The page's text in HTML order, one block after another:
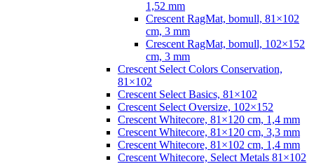
1,52 mm
Crescent RagMat, bomull, 81×102
cm, 3 mm
Crescent RagMat, bomull, 102×152
cm, 3 mm
Crescent Select Colors Conservation,
81×102
Crescent Select Basics, 81×102
Crescent Select Oversize, 102×152
Crescent Whitecore, 81×120 cm, 1,4 mm
Crescent Whitecore, 81×120 cm, 3,3 mm
Crescent Whitecore, 81×102 cm, 1,4 mm
Crescent Whitecore, Select Metals 81×102